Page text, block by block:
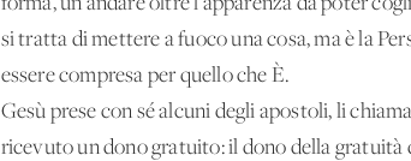
si tratta di mettere a fuoco una cosa, ma è la
essere compresa per quello che È.
Gesù prese con sé alcuni degli apostoli, li
ricevuto un dono gratuito: il dono della gratuità